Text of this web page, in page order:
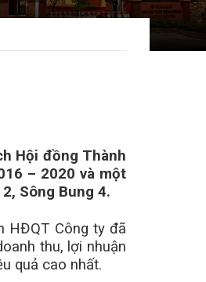
Hội đồng Thành
– 2020 và một
Sông Bung 4.
HĐQT Công ty đã
thu, lợi nhuận
quả cao nhất.